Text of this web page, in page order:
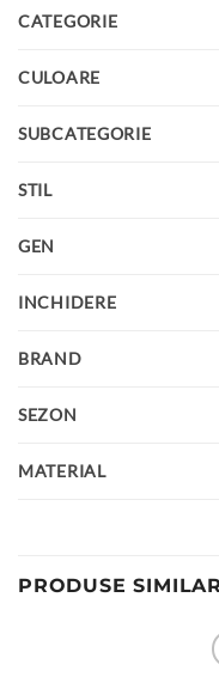
CATEGORIE
CULOARE
SUBCATEGORIE
STIL
GEN
INCHIDERE
BRAND
SEZON
MATERIAL
PRODUSE